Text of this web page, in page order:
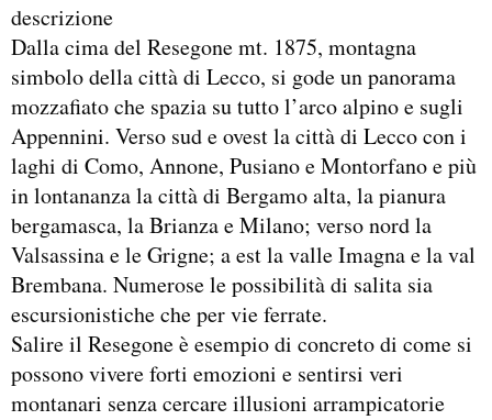
descrizione
Dalla cima del Resegone mt. 1875, montagna
simbolo della città di Lecco, si gode un panorama
mozzafiato che spazia su tutto l’arco alpino e sugli
Appennini. Verso sud e ovest la città di Lecco con i
laghi di Como, Annone, Pusiano e Montorfano e più
in lontananza la città di Bergamo alta, la pianura
bergamasca, la Brianza e Milano; verso nord la
Valsassina e le Grigne; a est la valle Imagna e la val
Brembana. Numerose le possibilità di salita sia
escursionistiche che per vie ferrate.
Salire il Resegone è esempio di concreto di come si
possono vivere forti emozioni e sentirsi veri
montanari senza cercare illusioni arrampicatorie